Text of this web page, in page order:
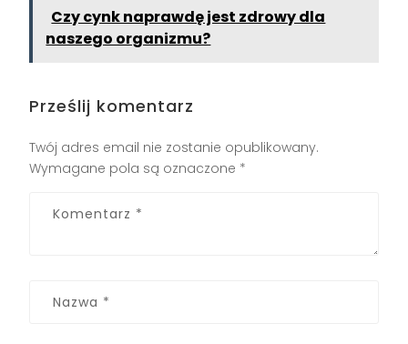
Czy cynk naprawdę jest zdrowy dla
naszego organizmu?
Prześlij komentarz
Twój adres email nie zostanie opublikowany.
Wymagane pola są oznaczone *